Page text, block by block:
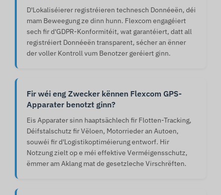
D'Lokaliséierer registréieren technesch Donnéeën, déi
mam Beweegung ze dinn hunn. Flexcom engagéiert
sech fir d'GDPR-Konformitéit, wat garantéiert, datt all
registréiert Donnéeën transparent, sécher an ënner
der voller Kontroll vum Benotzer geréiert ginn.
Fir wéi eng Zwecker kënnen Flexcom GPS-
Apparater benotzt ginn?
Eis Apparater sinn haaptsächlech fir Flotten-Tracking,
Déifstalschutz fir Vëloen, Motorrieder an Autoen,
souwéi fir d'Logistikoptiméierung entworf. Hir
Notzung zielt op e méi effektive Verméigensschutz,
ëmmer am Aklang mat de gesetzleche Virschrëften.